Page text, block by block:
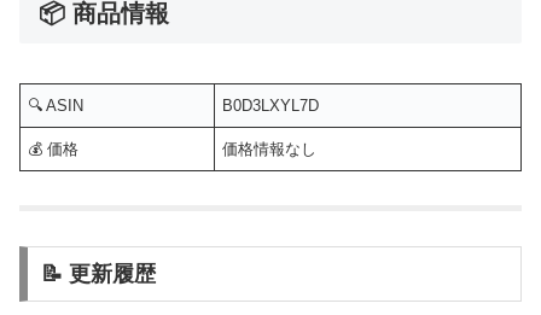
📦 商品情報
🔍 ASIN B0D3LXYL7D
💰 価格 価格情報なし
📝 更新履歴